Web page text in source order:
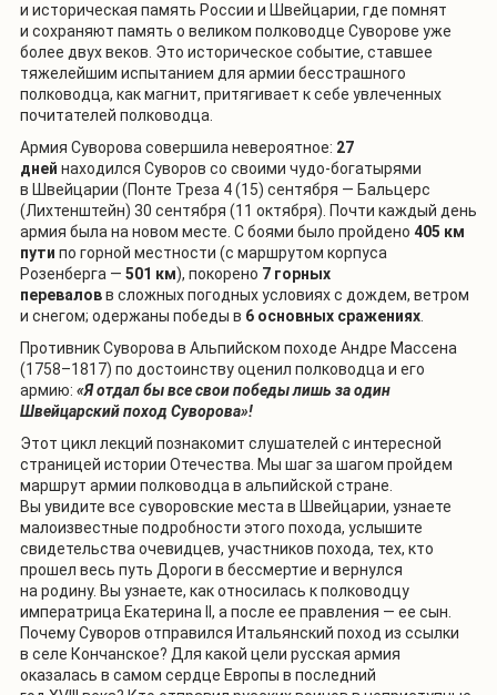
и историческая память России и Швейцарии, где помнят
и сохраняют память о великом полководце Суворове уже
более двух веков. Это историческое событие, ставшее
тяжелейшим испытанием для армии бесстрашного
полководца, как магнит, притягивает к себе увлеченных
почитателей полководца.
Армия Суворова совершила невероятное: 27
дней находился Суворов со своими чудо-богатырями
в Швейцарии (Понте Треза 4 (15) сентября — Бальцерс
(Лихтенштейн) 30 сентября (11 октября). Почти каждый день
армия была на новом месте. С боями было пройдено 405 км
пути по горной местности (с маршрутом корпуса
Розенберга — 501 км), покорено 7 горных
переваловв сложных погодных условиях с дождем, ветром
и снегом; одержаны победы в 6 основных сражениях.
Противник Суворова в Альпийском походе Андре Массена
(1758–1817) по достоинству оценил полководца и его
армию: «Я отдал бы все свои победы лишь за один
Швейцарский поход Суворова»!
Этот цикл лекций познакомит слушателей с интересной
страницей истории Отечества. Мы шаг за шагом пройдем
маршрут армии полководца в альпийской стране.
Вы увидите все суворовские места в Швейцарии, узнаете
малоизвестные подробности этого похода, услышите
свидетельства очевидцев, участников похода, тех, кто
прошел весь путь Дороги в бессмертие и вернулся
на родину. Вы узнаете, как относилась к полководцу
императрица Екатерина , а после ее правления — ее сын.
Почему Суворов отправился Итальянский поход из ссылки
в селе Кончанское? Для какой цели русская армия
оказалась в самом сердце Европы в последний